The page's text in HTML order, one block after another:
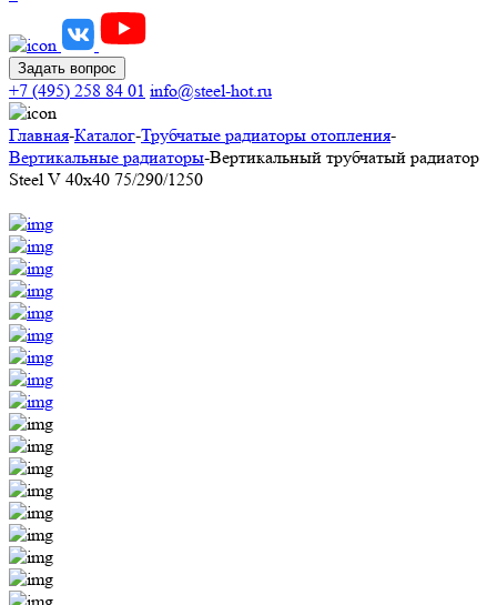
Задать вопрос
+7 (495) 258 84 01 info@steel-hot.ru
Главная-Каталог-Трубчатые радиаторы отопления-
Вертикальные радиаторы-Вертикальный трубчатый радиатор
Steel V 40х40 75/290/1250